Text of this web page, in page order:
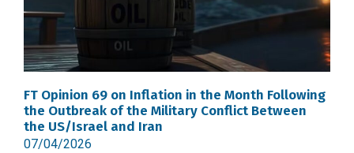
FT Opinion 69 on Inflation in the Month Following
the Outbreak of the Military Conflict Between
the US/Israel and Iran
07/04/2026